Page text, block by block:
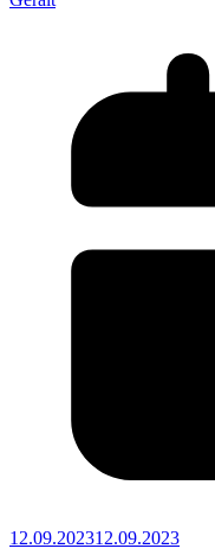
12.09.202312.09.2023